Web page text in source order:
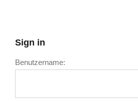
Sign in
Benutzername: